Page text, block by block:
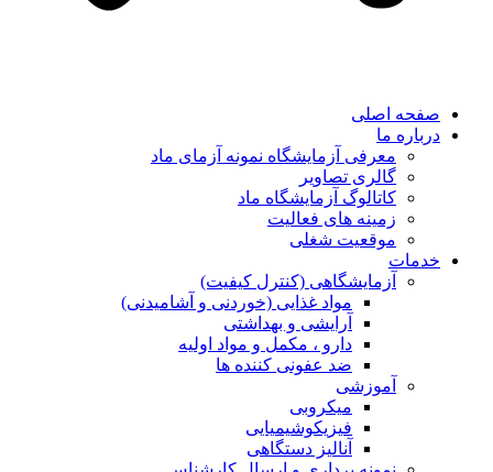
صفحه اصلی
درباره ما
معرفی آزمایشگاه نمونه آزمای ماد
گالری تصاویر
کاتالوگ آزمایشگاه ماد
زمینه های فعالیت
موقعیت شغلی
خدمات
آزمایشگاهی (کنترل کیفیت)
مواد غذایی (خوردنی و آشامیدنی)
آرایشی و بهداشتی
دارو ، مکمل و مواد اولیه
ضد عفونی کننده ها
آموزشی
میکروبی
فیزیکوشیمیایی
آنالیز دستگاهی